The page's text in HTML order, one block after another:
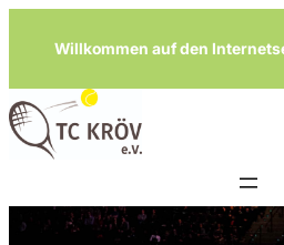
Inhalt
springen
Willkommen auf den